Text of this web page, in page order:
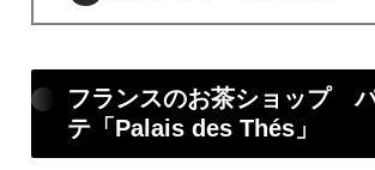
フランスのお茶ショップ
テ「Palais des Thés」